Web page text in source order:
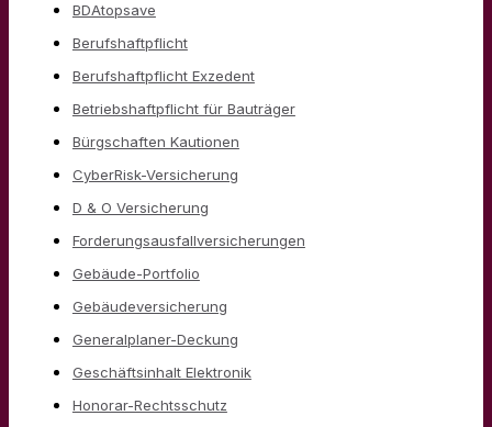
BDAtopsave
Berufshaftpflicht
Berufshaftpflicht Exzedent
Betriebshaftpflicht für Bauträger
Bürgschaften Kautionen
CyberRisk-Versicherung
D & O Versicherung
Forderungsausfallversicherungen
Gebäude-Portfolio
Gebäudeversicherung
Generalplaner-Deckung
Geschäftsinhalt Elektronik
Honorar-Rechtsschutz